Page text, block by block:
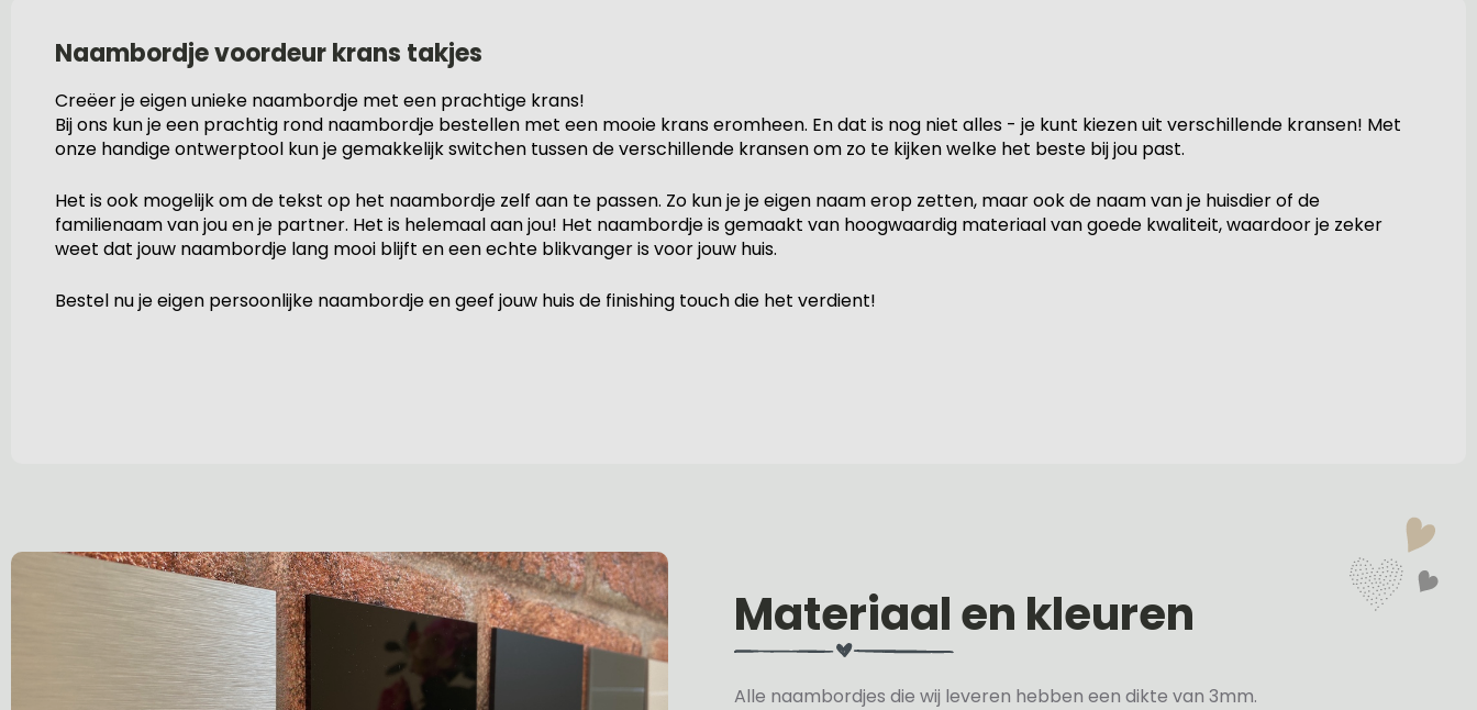
Naambordje voordeur krans takjes
Creëer je eigen unieke naambordje met een prachtige krans!
Bij ons kun je een prachtig rond naambordje bestellen met een mooie krans eromheen. En dat is nog niet alles - je kunt kiezen uit verschillende kransen! Met
onze handige ontwerptool kun je gemakkelijk switchen tussen de verschillende kransen om zo te kijken welke het beste bij jou past.
Het is ook mogelijk om de tekst op het naambordje zelf aan te passen. Zo kun je je eigen naam erop zetten, maar ook de naam van je huisdier of de
familienaam van jou en je partner. Het is helemaal aan jou! Het naambordje is gemaakt van hoogwaardig materiaal van goede kwaliteit, waardoor je zeker
weet dat jouw naambordje lang mooi blijft en een echte blikvanger is voor jouw huis.
Bestel nu je eigen persoonlijke naambordje en geef jouw huis de finishing touch die het verdient!
Materiaal en kleuren
Alle naambordjes die wij leveren hebben een dikte van 3mm.